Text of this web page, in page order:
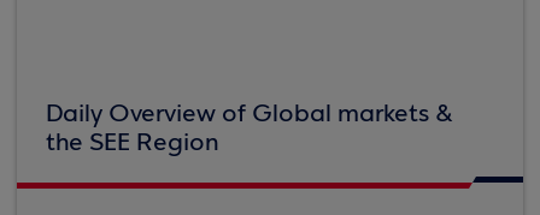
Daily Overview of Global markets &
the SEE Region